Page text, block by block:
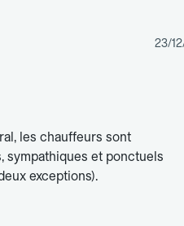
23/
les chauffeurs sont
sympathiques et ponctuels
exceptions).